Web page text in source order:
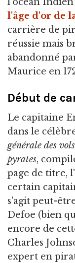
l'âge d'or de
carrière de
réussie mais
abandonné
Maurice en
Début de
Le capitaine
dans le
générale des
pyrates,
page de titre,
certain
s'agit peut-
Defoe (bien
encore de
Charles
expert en